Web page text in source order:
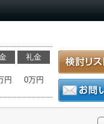
円
礼金
0万円